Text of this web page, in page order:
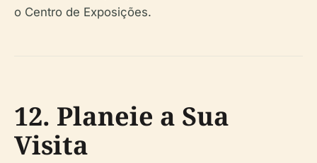
o Centro de Exposições.
12. Planeie a Sua
Visita